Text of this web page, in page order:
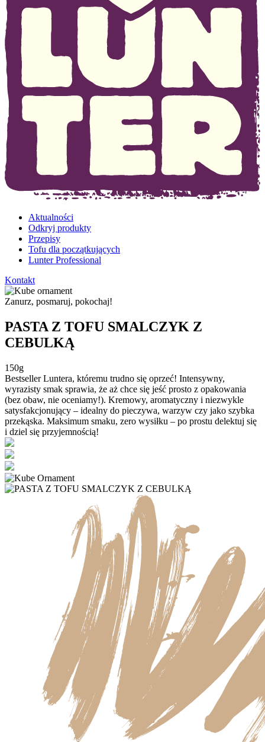
Aktualności
Odkryj produkty
Przepisy
Tofu dla początkujących
Lunter Professional
Kontakt
Zanurz, posmaruj, pokochaj!
PASTA Z TOFU SMALCZYK Z
CEBULKĄ
150g
Bestseller Luntera, któremu trudno się oprzeć! Intensywny,
wyrazisty smak sprawia, że aż chce się jeść prosto z opakowania
(bez obaw, nie oceniamy!). Kremowy, aromatyczny i niezwykle
satysfakcjonujący – idealny do pieczywa, warzyw czy jako szybka
przekąska. Maksimum smaku, zero wysiłku – po prostu delektuj się
i dziel się przyjemnością!